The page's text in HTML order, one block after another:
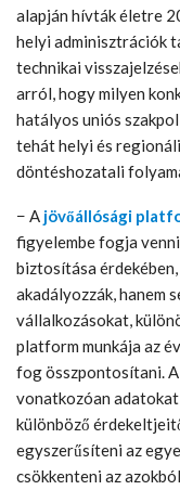
alapján hívták életre
helyi adminisztrációk
technikai
arról, hogy milyen
hatályos uniós
tehát helyi és
döntéshozatali
− A jövőállósági
figyelembe fogja
biztosítása
akadályozzák, hanem
vállalkozásokat,
platform munkája az
fog összpontosítani.
vonatkozóan adatokat
különböző
egyszerűsíteni az
csökkenteni az